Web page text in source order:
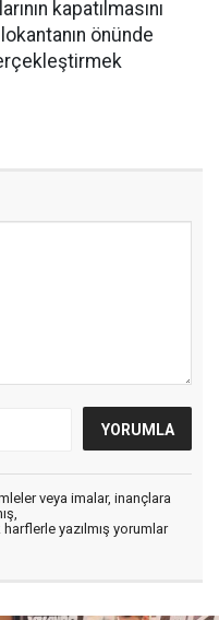
kapatılmasını
önünde
veya imalar, inançlara
yazılmış yorumlar